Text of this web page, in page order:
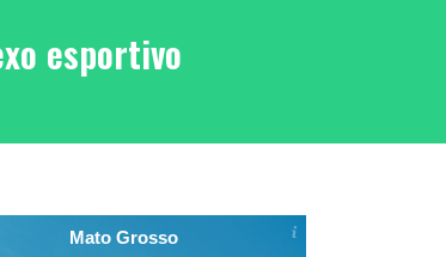
esportivo
Mato Grosso